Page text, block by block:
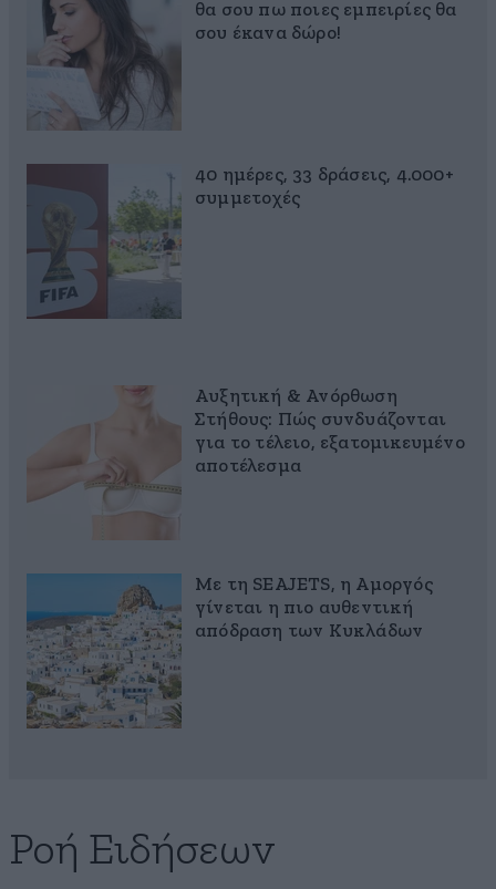
θα σου πω ποιες εμπειρίες θα
σου έκανα δώρο!
40 ημέρες, 33 δράσεις, 4.000+
συμμετοχές
Αυξητική & Ανόρθωση
Στήθους: Πώς συνδυάζονται
για το τέλειο, εξατομικευμένο
αποτέλεσμα
Με τη SEAJETS, η Αμοργός
γίνεται η πιο αυθεντική
απόδραση των Κυκλάδων
Ροή Ειδήσεων